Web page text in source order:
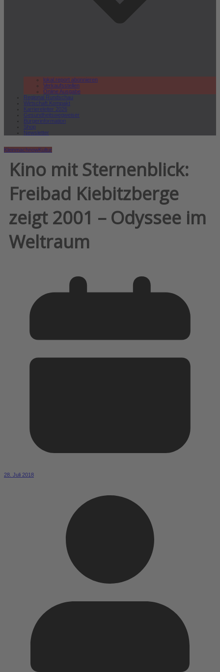
lokal.report abonnieren
Verkaufsstellen
Online Ausgabe
Regional Rundschau
Wirtschaft.Kompakt
Karriereleiter 2026
Gesundheitswegweiser
Bürgerinformation
Shop
Newsletter
KleinmachnowKultur
Kino mit Sternenblick:
Freibad Kiebitzberge
zeigt 2001 – Odyssee im
Weltraum
28. Juli 2018